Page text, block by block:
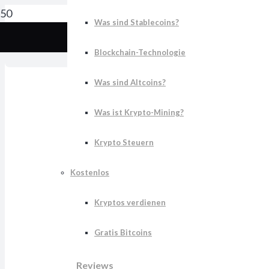
Was sind Stablecoins?
Blockchain-Technologie
Was sind Altcoins?
Was ist Krypto-Mining?
Krypto Steuern
Kostenlos
Kryptos verdienen
Gratis Bitcoins
Reviews